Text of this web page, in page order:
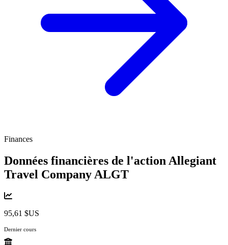
Finances
Données financières de l'action Allegiant
Travel Company ALGT
95,61 $US
Dernier cours